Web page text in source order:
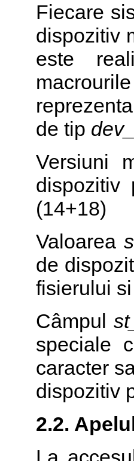
Fiecare
dispozitiv
este
de tip
Versiuni
(14+18)
Valoarea
de
fisierului
Câmpul
speciale
caracter
dispozitiv
2.2.